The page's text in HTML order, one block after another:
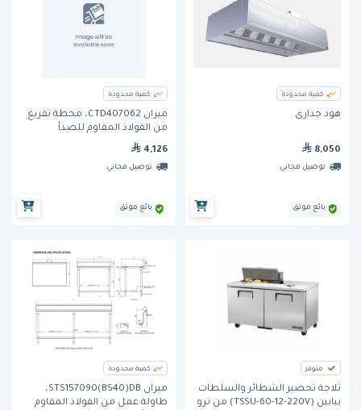
كمية محدودة
هود جدارى
8,050
توصيل مجاني
بائع موثق
كمية محدودة
ميران CTD407062، محطة تفريغ
من الفولاذ المقاوم للصدأ
4,126
توصيل مجاني
بائع موثق
متوفر
ثلاجة تحضير الشطائر والسلطات
ببابين (TSSU-60-12-220V) من ترو
كمية محدودة
ميران STS157090(BS40)DB،
طاولة عمل من الفولاذ المقاوم